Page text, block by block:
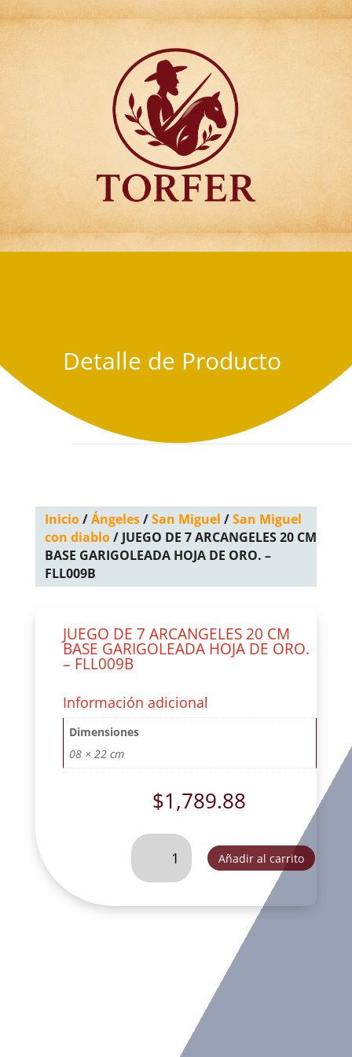
Articulos para
Regalo Torfer.
Detalle de Producto
Inicio/Ángeles/San Miguel /San Miguel
con diablo/ JUEGO DE 7 ARCANGELES 20 CM
BASE GARIGOLEADA HOJA DE ORO. –
FLL009B
JUEGO DE 7 ARCANGELES 20 CM
BASE GARIGOLEADA HOJA DE ORO.
– FLL009B
Información adicional
Dimensiones
08 × 22 cm
$1,789.88
JUEGO
7
20
Añadir al carrito